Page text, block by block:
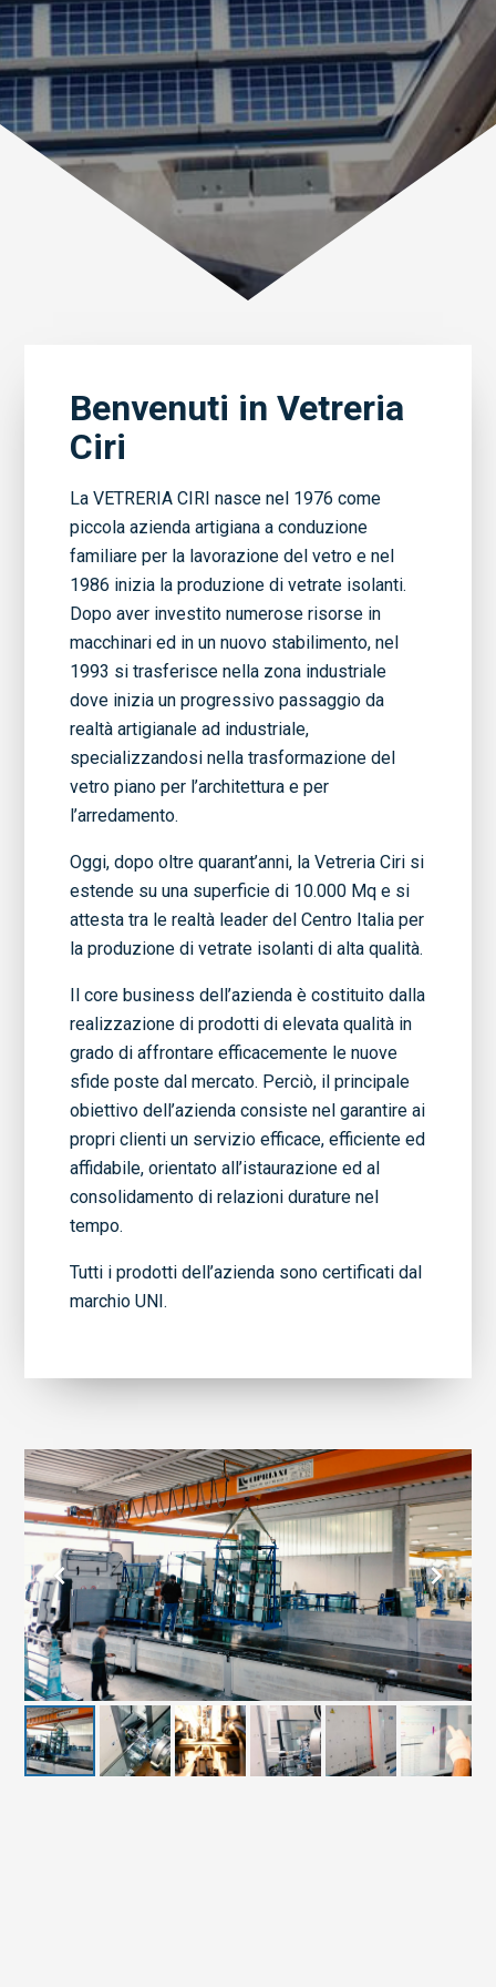
Benvenuti in Vetreria
Ciri
La VETRERIA CIRI nasce nel 1976 come
piccola azienda artigiana a conduzione
familiare per la lavorazione del vetro e nel
1986 inizia la produzione di vetrate isolanti.
Dopo aver investito numerose risorse in
macchinari ed in un nuovo stabilimento, nel
1993 si trasferisce nella zona industriale
dove inizia un progressivo passaggio da
realtà artigianale ad industriale,
specializzandosi nella trasformazione del
vetro piano per l’architettura e per
l’arredamento.
Oggi, dopo oltre quarant’anni, la Vetreria Ciri si
estende su una superficie di 10.000 Mq e si
attesta tra le realtà leader del Centro Italia per
la produzione di vetrate isolanti di alta qualità.
Il core business dell’azienda è costituito dalla
realizzazione di prodotti di elevata qualità in
grado di affrontare efficacemente le nuove
sfide poste dal mercato. Perciò, il principale
obiettivo dell’azienda consiste nel garantire ai
propri clienti un servizio efficace, efficiente ed
affidabile, orientato all’istaurazione ed al
consolidamento di relazioni durature nel
tempo.
Tutti i prodotti dell’azienda sono certificati dal
marchio UNI.